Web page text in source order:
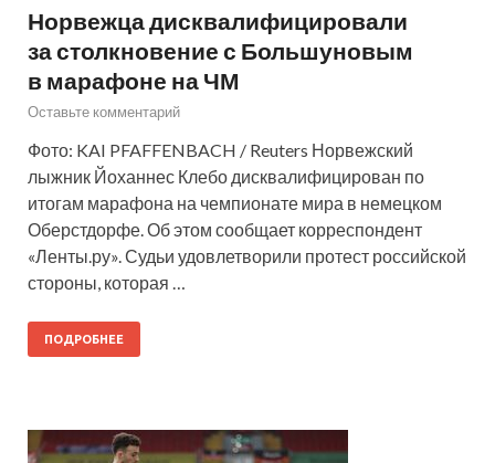
Норвежца дисквалифицировали
за столкновение с Большуновым
в марафоне на ЧМ
Оставьте комментарий
Фото: KAI PFAFFENBACH / Reuters Норвежский
лыжник Йоханнес Клебо дисквалифицирован по
итогам марафона на чемпионате мира в немецком
Оберстдорфе. Об этом сообщает корреспондент
«Ленты.ру». Судьи удовлетворили протест российской
стороны, которая …
ПОДРОБНЕЕ